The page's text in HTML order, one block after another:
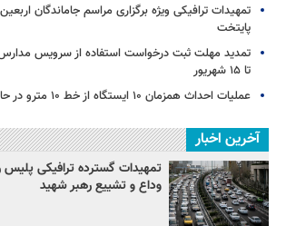
تمهیدات ترافیکی ویژه برگزاری مراسم جاماندگان
پایتخت
تمدید مهلت ثبت درخواست استفاده از سرویس
تا ۱۵ شهریور
عملیات احداث همزمان ۱۰ ایستگاه از خط ۱۰ مترو در حال انجام است
آخرین اخبار
تمهیدات گسترده ترافیکی پلیس
وداع و تشییع رهبر شهید